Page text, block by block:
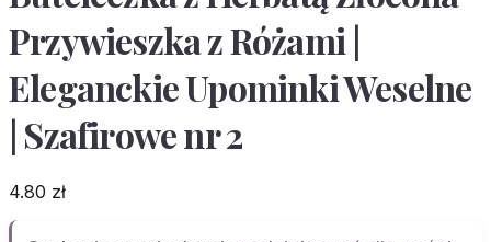
Przywieszka z Różami |
Eleganckie Upominki Weselne
| Szafirowe nr 2
4.80 zł